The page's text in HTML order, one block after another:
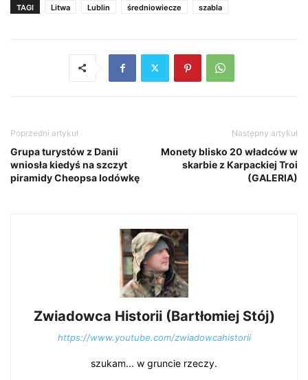
TAGI Litwa Lublin średniowiecze szabla
Poprzedni artykuł
Grupa turystów z Danii
wniosła kiedyś na szczyt
piramidy Cheopsa lodówkę
Następny artykuł
Monety blisko 20 władców w
skarbie z Karpackiej Troi
(GALERIA)
Zwiadowca Historii (Bartłomiej Stój)
https://www.youtube.com/zwiadowcahistorii
szukam... w gruncie rzeczy.